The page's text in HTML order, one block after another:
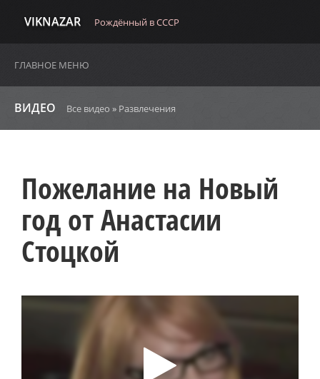
VIKNAZAR Рождённый в СССР
ГЛАВНОЕ МЕНЮ
ВИДЕО Все видео » Развлечения
Пожелание на Новый
год от Анастасии
Стоцкой